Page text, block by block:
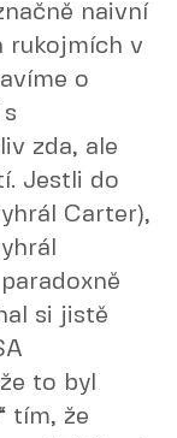
naivní
rukojmích v
o
zda, ale
Jestli do
Carter),
si jistě
to byl
tím, že